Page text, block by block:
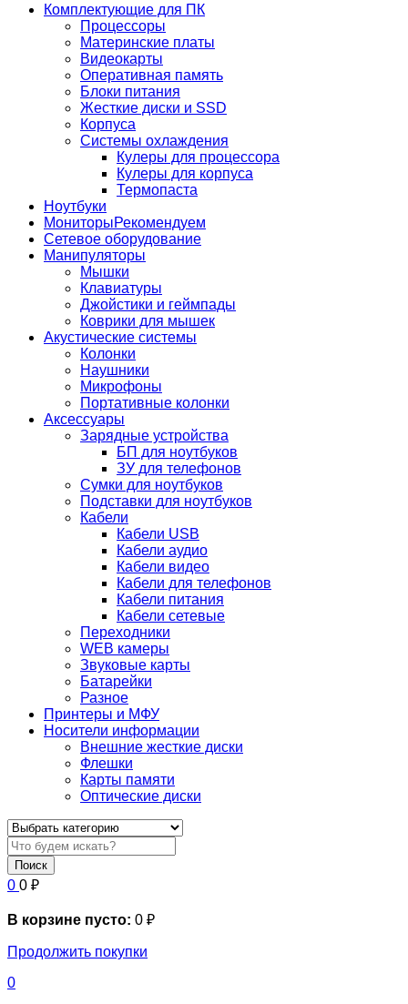
Комплектующие для ПК
Процессоры
Материнские платы
Видеокарты
Оперативная память
Блоки питания
Жесткие диски и SSD
Корпуса
Системы охлаждения
Кулеры для процессора
Кулеры для корпуса
Термопаста
Ноутбуки
МониторыРекомендуем
Сетевое оборудование
Манипуляторы
Мышки
Клавиатуры
Джойстики и геймпады
Коврики для мышек
Акустические системы
Колонки
Наушники
Микрофоны
Портативные колонки
Аксессуары
Зарядные устройства
БП для ноутбуков
ЗУ для телефонов
Сумки для ноутбуков
Подставки для ноутбуков
Кабели
Кабели USB
Кабели аудио
Кабели видео
Кабели для телефонов
Кабели питания
Кабели сетевые
Переходники
WEB камеры
Звуковые карты
Батарейки
Разное
Принтеры и МФУ
Носители информации
Внешние жесткие диски
Флешки
Карты памяти
Оптические диски
Поиск
0 0 ₽
В корзине пусто: 0 ₽
Продолжить покупки
0